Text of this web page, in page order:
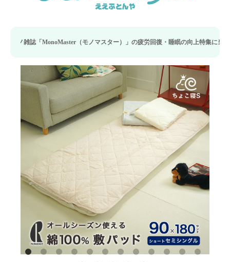
）」の疲労回復・睡眠の向上特集に当社のリカバリー枕カバーが取り上げられま